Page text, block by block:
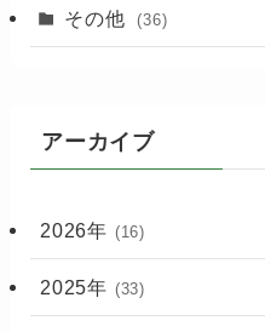
その他 (36)
アーカイブ
2026年 (16)
2025年 (33)